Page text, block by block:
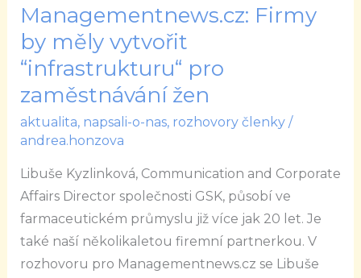
to
změnit
Managementnews.cz: Firmy
by měly vytvořit
“infrastrukturu“ pro
zaměstnávání žen
aktualita, napsali-o-nas, rozhovory členky/
andrea.honzova
Libuše Kyzlinková, Communication and Corporate
Affairs Director společnosti GSK, působí ve
farmaceutickém průmyslu již více jak 20 let. Je
také naší několikaletou firemní partnerkou. V
rozhovoru pro Managementnews.cz se Libuše
Managementnews.cz:
Firmy
by
měly
vytvořit
“infrastrukturu“
pro
zaměstnávání
žen